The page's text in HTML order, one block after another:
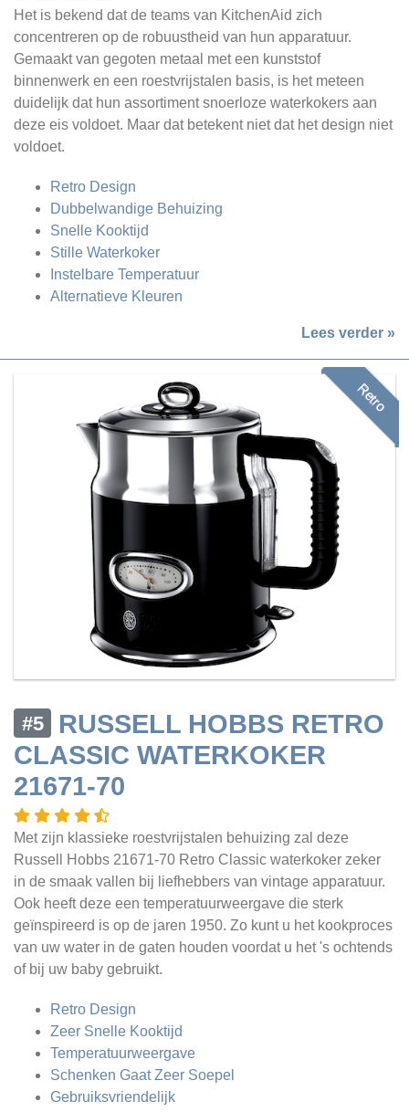
Het is bekend dat de teams van KitchenAid zich
concentreren op de robuustheid van hun apparatuur.
Gemaakt van gegoten metaal met een kunststof
binnenwerk en een roestvrijstalen basis, is het meteen
duidelijk dat hun assortiment snoerloze waterkokers aan
deze eis voldoet. Maar dat betekent niet dat het design niet
voldoet.
Retro Design
Dubbelwandige Behuizing
Snelle Kooktijd
Stille Waterkoker
Instelbare Temperatuur
Alternatieve Kleuren
Lees verder »
Retro
#5
RUSSELL HOBBS RETRO
CLASSIC WATERKOKER
21671-70
Met zijn klassieke roestvrijstalen behuizing zal deze
Russell Hobbs 21671-70 Retro Classic waterkoker zeker
in de smaak vallen bij liefhebbers van vintage apparatuur.
Ook heeft deze een temperatuurweergave die sterk
geïnspireerd is op de jaren 1950. Zo kunt u het kookproces
van uw water in de gaten houden voordat u het 's ochtends
of bij uw baby gebruikt.
Retro Design
Zeer Snelle Kooktijd
Temperatuurweergave
Schenken Gaat Zeer Soepel
Gebruiksvriendelijk